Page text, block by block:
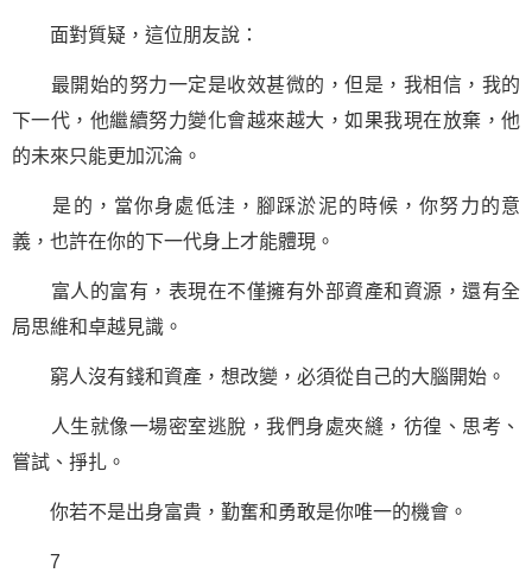
面對質疑，這位朋友說：
最開始的努力一定是收效甚微的，但是，我相信，我的
下一代，他繼續努力變化會越來越大，如果我現在放棄，他
的未來只能更加沉淪。
是的，當你身處低洼，腳踩淤泥的時候，你努力的意
義，也許在你的下一代身上才能體現。
富人的富有，表現在不僅擁有外部資產和資源，還有全
局思維和卓越見識。
窮人沒有錢和資產，想改變，必須從自己的大腦開始。
人生就像一場密室逃脫，我們身處夾縫，彷徨、思考、
嘗試、掙扎。
你若不是出身富貴，勤奮和勇敢是你唯一的機會。
7